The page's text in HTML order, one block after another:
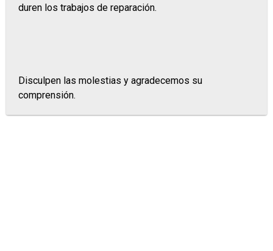
duren los trabajos de reparación.
Disculpen las molestias y agradecemos su
comprensión.